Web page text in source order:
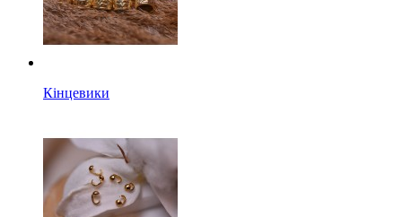
Кінцевики